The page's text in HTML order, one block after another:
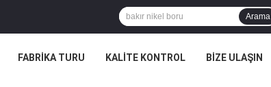
Arama
FABRIKA TURU KALITE KONTROL BIZE ULAŞIN